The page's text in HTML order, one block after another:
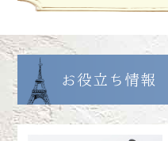
お役立ち情報